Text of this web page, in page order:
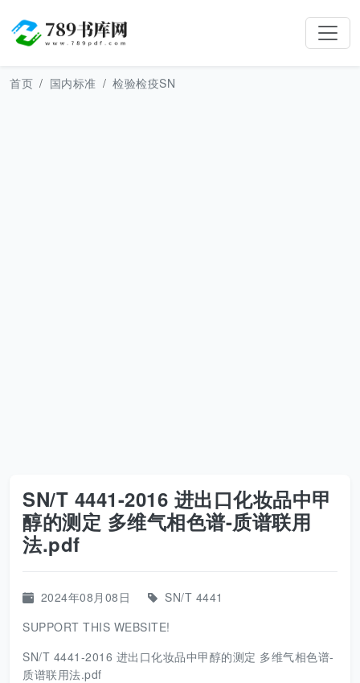
首页 国内标准 检验检疫SN
SN/T 4441-2016 进出口化妆品中甲
醇的测定 多维气相色谱-质谱联用
法.pdf
2024年08月08日
SN/T 4441
SUPPORT THIS WEBSITE!
SN/T 4441-2016 进出口化妆品中甲醇的测定 多维气相色谱-
质谱联用法.pdf